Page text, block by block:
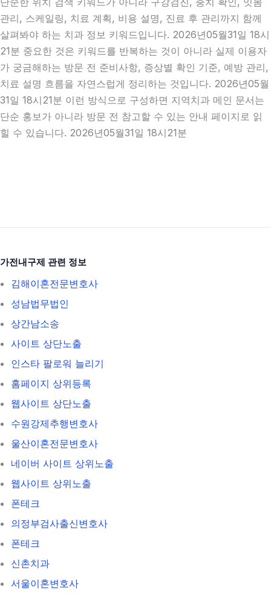
관리, 스케일링, 치료 계획, 비용 설명, 진료 후 관리까지 함께
살펴봐야 하는 치과 정보 키워드입니다. 2026년05월31일 18시
21분 중요한 것은 키워드를 반복하는 것이 아니라 실제 이용자
가 궁금해하는 방문 전 준비사항, 증상별 확인 기준, 예방 관리,
치료 설명 흐름을 자연스럽게 정리하는 것입니다. 2026년05월
31일 18시21분 이런 방식으로 구성하면 지역치과 메인 문서는
단순 홍보가 아니라 방문 전 참고할 수 있는 안내 페이지로 읽
힐 수 있습니다. 2026년05월31일 18시21분
가전내구제 관련 정보
김해이혼전문변호사
성남법무법인
상간남소송
사이트 상단노출
인스타 팔로워 늘리기
홈페이지 상위등록
웹사이트 상단노출
수원강제추행변호사
울산이혼전문변호사
네이버 사이트 상위노출
웹사이트 상위노출
폰테크
의정부검사출신변호사
폰테크
신촌치과
서울이혼변호사